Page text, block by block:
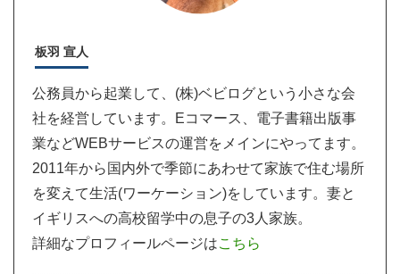
板羽 宣人
公務員から起業して、(株)ベビログという小さな会
社を経営しています。Eコマース、電子書籍出版事
業などWEBサービスの運営をメインにやってます。
2011年から国内外で季節にあわせて家族で住む場所
を変えて生活(ワーケーション)をしています。妻と
イギリスへの高校留学中の息子の3人家族。
詳細なプロフィールページはこちら